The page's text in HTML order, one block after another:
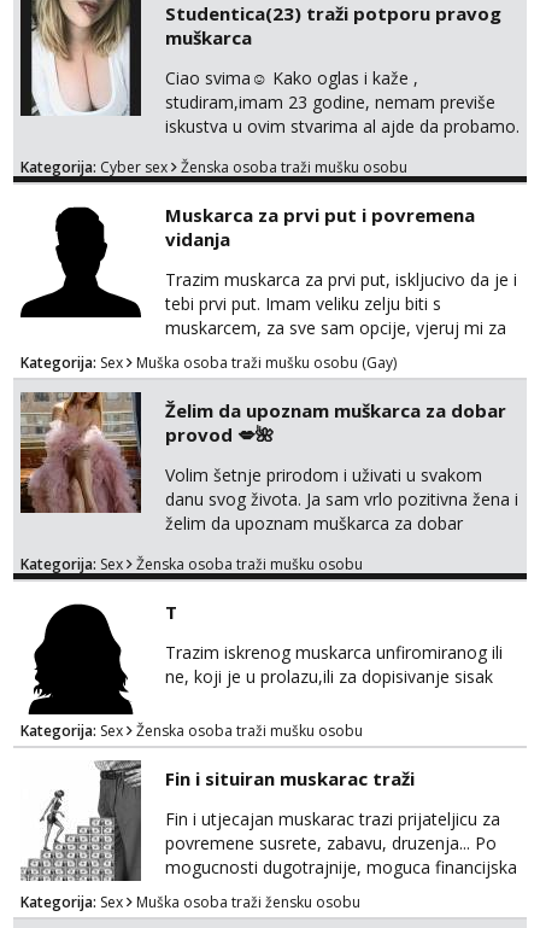
znali reći da im netko šalje moje fotke/videa
ili ima slične oglase s mojim slikama. Moj
oglas za dominaciju je isključvo ov...
Studentica(23) traži potporu pravog
muškarca
Ciao svima☺️ Kako oglas i kaže ,
studiram,imam 23 godine, nemam previše
iskustva u ovim stvarima al ajde da probamo.
poslije kada se bolje znamo i videopoziv i
Idealno ne nešto jednokratno već
dogovoreno i na dulje vrijeme. Malo jesam
sramežljiva ali potrudit ću se da budeš
zadovoljan i da imaš nekog za svakodn...
Kategorija: Cyber sex Ženska osoba traži mušku osobu
Muskarca za prvi put i povremena
vidanja
Trazim muskarca za prvi put, iskljucivo da je i
tebi prvi put. Imam veliku zelju biti s
muskarcem, za sve sam opcije, vjeruj mi za
sve…pasiv/aktiv/pusenje/ najlonke…ako bude
dobro mozemo nastaviti povremena vidanja
uz maksimalnu diskreciju,sto bude u sobi
tamo i ostaje. Jace sam grade 180cm 110kg.
Ozenjen, uz dogovor o lokaciji i vremenu ja
rjesavam apartman/hotel. Odgovara mi cijela
kontinentalna...
Kategorija: Sex Muška osoba traži mušku osobu (Gay)
Želim da upoznam muškarca za dobar
provod 💋🌺
Volim šetnje prirodom i uživati u svakom
danu svog života. Ja sam vrlo pozitivna žena i
želim da upoznam muškarca za dobar
na link ispod i nadji me tamo, cekam te!
Kategorija: Sex Ženska osoba traži mušku osobu
T
Trazim iskrenog muskarca unfiromiranog ili
ne, koji je u prolazu,ili za dopisivanje sisak
Kategorija: Sex Ženska osoba traži mušku osobu
Fin i situiran muskarac traži
Fin i utjecajan muskarac trazi prijateljicu za
povremene susrete, zabavu, druzenja... Po
mogucnosti dugotrajnije, moguca financijska
potpora!
Kategorija: Sex Muška osoba traži žensku osobu